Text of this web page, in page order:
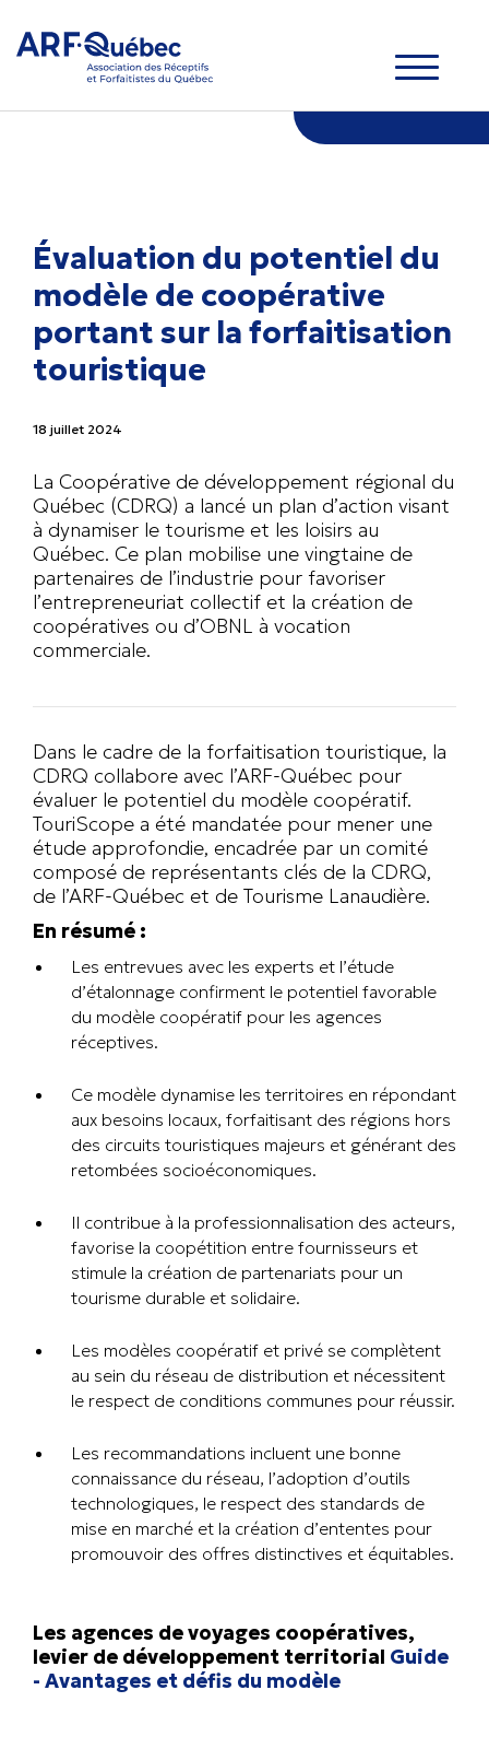
Évaluation du potentiel du
modèle de coopérative
portant sur la forfaitisation
touristique
18 juillet 2024
La Coopérative de développement régional du
Québec (CDRQ) a lancé un plan d’action visant
à dynamiser le tourisme et les loisirs au
Québec. Ce plan mobilise une vingtaine de
partenaires de l’industrie pour favoriser
l’entrepreneuriat collectif et la création de
coopératives ou d’OBNL à vocation
commerciale.
Dans le cadre de la forfaitisation touristique, la
CDRQ collabore avec l’ARF-Québec pour
évaluer le potentiel du modèle coopératif.
TouriScope a été mandatée pour mener une
étude approfondie, encadrée par un comité
composé de représentants clés de la CDRQ,
de l’ARF-Québec et de Tourisme Lanaudière.
En résumé :
Les entrevues avec les experts et l’étude
d’étalonnage confirment le potentiel favorable
du modèle coopératif pour les agences
réceptives.
Ce modèle dynamise les territoires en répondant
aux besoins locaux, forfaitisant des régions hors
des circuits touristiques majeurs et générant des
retombées socioéconomiques.
Il contribue à la professionnalisation des acteurs,
favorise la coopétition entre fournisseurs et
stimule la création de partenariats pour un
tourisme durable et solidaire.
Les modèles coopératif et privé se complètent
au sein du réseau de distribution et nécessitent
le respect de conditions communes pour réussir.
Les recommandations incluent une bonne
connaissance du réseau, l’adoption d’outils
technologiques, le respect des standards de
mise en marché et la création d’ententes pour
promouvoir des offres distinctives et équitables.
Les agences de voyages coopératives,
levier de développement territorial Guide
- Avantages et défis du modèle